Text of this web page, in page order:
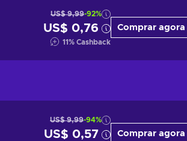
US$ 9,99-92%
US$ 0,76
11% Cashback
Comprar agora
US$ 9,99-94%
US$ 0,57 Comprar agora